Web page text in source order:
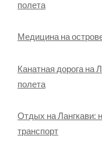
полета
Медицина на
Канатная дорога на
полета
Отдых на Лангкави:
транспорт